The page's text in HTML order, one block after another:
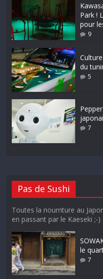
Park !
pour
9
du
5
7
Pas de Sushi
Toutes la nourriture au
en passant par le Kaeseki ;-)
le
7